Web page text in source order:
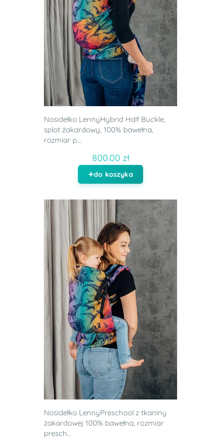
Nosidełko LennyHybrid Half Buckle,
splot żakardowy, 100% bawełna,
rozmiar p...
800.00 zł
do koszyka
Nosidełko LennyPreschool z tkaniny
żakardowej 100% bawełna, rozmiar
presch...